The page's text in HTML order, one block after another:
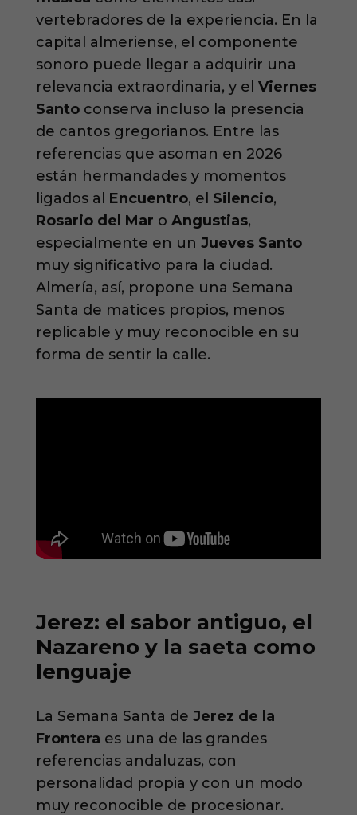
vertebradores de la experiencia. En la
capital almeriense, el componente
sonoro puede llegar a adquirir una
relevancia extraordinaria, y el Viernes
Santoconserva incluso la presencia
de cantos gregorianos. Entre las
referencias que asoman en 2026
están hermandades y momentos
ligados al Encuentro, el Silencio,
Rosario del Mar o Angustias,
especialmente en un Jueves Santo
muy significativo para la ciudad.
Almería, así, propone una Semana
Santa de matices propios, menos
replicable y muy reconocible en su
forma de sentir la calle.
Jerez: el sabor antiguo, el
Nazareno y la saeta como
lenguaje
La Semana Santa de Jerez de la
Frontera es una de las grandes
referencias andaluzas, con
personalidad propia y con un modo
muy reconocible de procesionar.